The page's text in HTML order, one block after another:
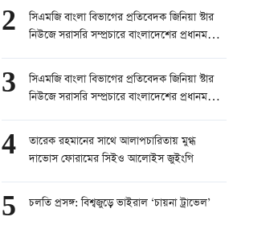
সিনিয়র রিপোর্টার, চ্যানেল ২৪
2
সিএমজি বাংলা বিভাগের প্রতিবেদক জিনিয়া স্টার
নিউজে সরাসরি সম্প্রচারে বাংলাদেশের প্রধানমন্ত্রী
part 1
3
সিএমজি বাংলা বিভাগের প্রতিবেদক জিনিয়া স্টার
নিউজে সরাসরি সম্প্রচারে বাংলাদেশের প্রধানমন্ত্রী
part 2
4
তারেক রহমানের সাথে আলাপচারিতায় মুগ্ধ
দাভোস ফোরামের সিইও আলোইস জুইংগি
5 চলতি প্রসঙ্গ: বিশ্বজুড়ে ভাইরাল ‘চায়না ট্রাভেল’